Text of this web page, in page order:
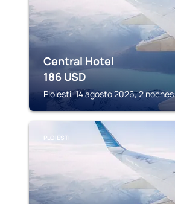
Central Hotel
186 USD
Ploiesti, 14 agosto 2026, 2 noches
PLOIESTI